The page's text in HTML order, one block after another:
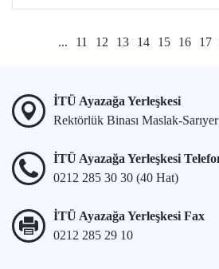
... 11 12 13 14 15 16 17
İTÜ Ayazağa Yerleşkesi
Rektörlük Binası Maslak-
İTÜ Ayazağa Yerleşkesi
0212 285 30 30 (40 Hat)
İTÜ Ayazağa Yerleşkesi Fax
0212 285 29 10